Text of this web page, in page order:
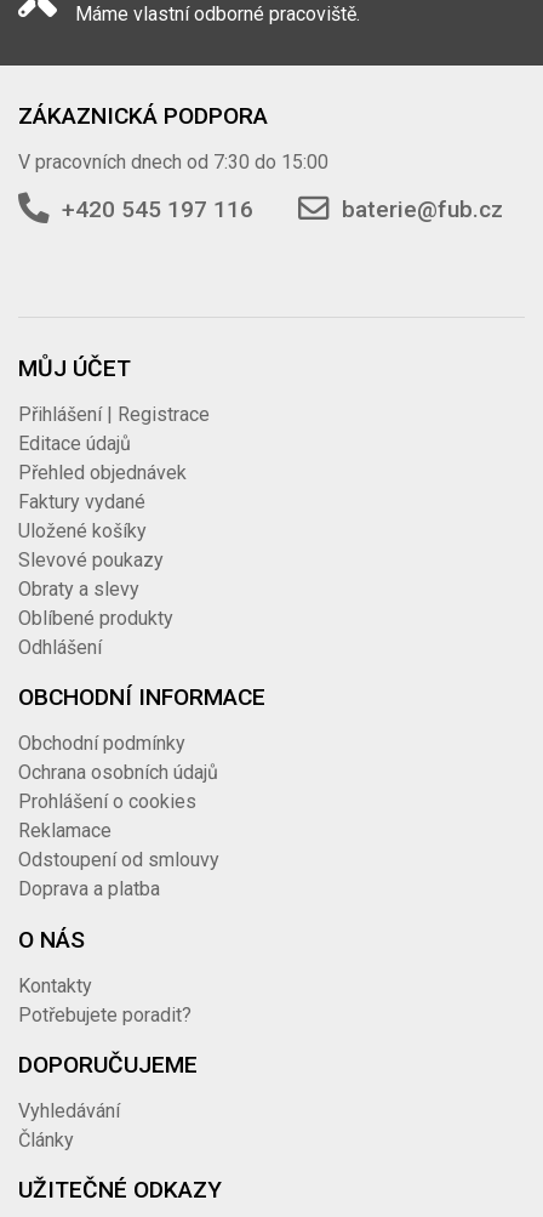
Máme vlastní odborné pracoviště.
ZÁKAZNICKÁ PODPORA
V pracovních dnech od 7:30 do 15:00
+420 545 197 116 baterie@fub.cz
MŮJ ÚČET
Přihlášení | Registrace
Editace údajů
Přehled objednávek
Faktury vydané
Uložené košíky
Slevové poukazy
Obraty a slevy
Oblíbené produkty
Odhlášení
OBCHODNÍ INFORMACE
Obchodní podmínky
Ochrana osobních údajů
Prohlášení o cookies
Reklamace
Odstoupení od smlouvy
Doprava a platba
O NÁS
Kontakty
Potřebujete poradit?
DOPORUČUJEME
Vyhledávání
Články
UŽITEČNÉ ODKAZY